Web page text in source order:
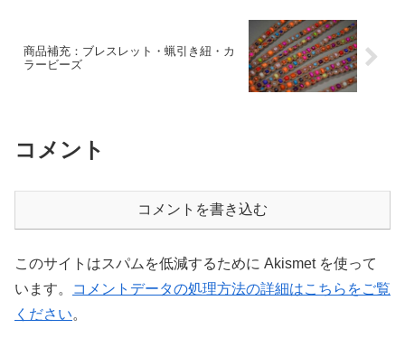
商品補充：ブレスレット・蝋引き紐・カ
ラービーズ
コメント
コメントを書き込む
このサイトはスパムを低減するために Akismet を使って
います。
コメントデータの処理方法の詳細はこちらをご覧
ください。